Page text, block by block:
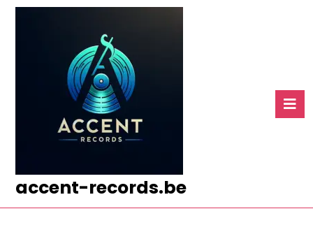
accent-records.be